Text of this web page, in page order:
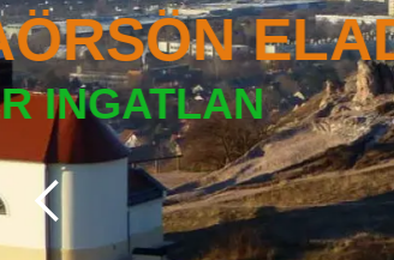
PEST
ELADÓ
MARKER